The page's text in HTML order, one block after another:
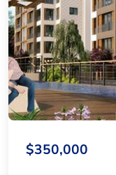
$350,000